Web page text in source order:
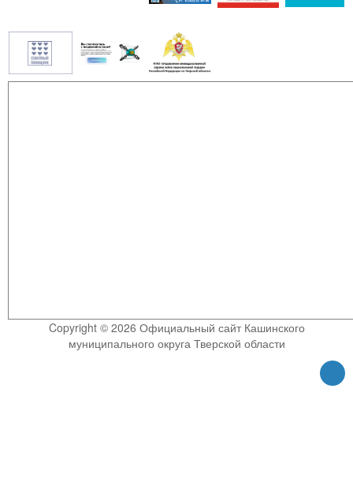
Copyright © 2026 Официальный сайт Кашинского
муниципального округа Тверской области